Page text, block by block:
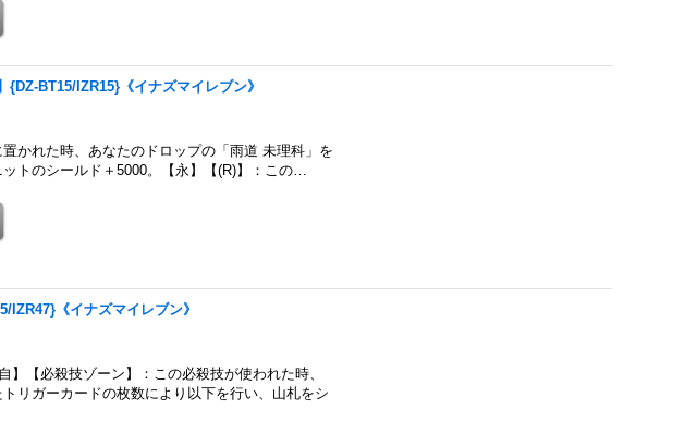
{DZ-BT15/IZR15}《イナズマイレブン》
かれた時、あなたのドロップの「雨道 未理科」を
トのシールド＋5000。【永】【(R)】：この…
IZR47}《イナズマイレブン》
【必殺技ゾーン】：この必殺技が使われた時、
リガーカードの枚数により以下を行い、山札をシ